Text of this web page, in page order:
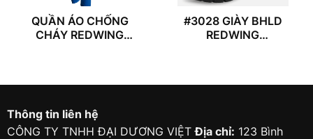
QUẦN ÁO CHỐNG
CHÁY REDWING
#3028 GIÀY BHLD
REDWING
Thông tin liên hệ
CÔNG TY TNHH ĐẠI DƯƠNG VIỆTĐịa chỉ: 123 Bình